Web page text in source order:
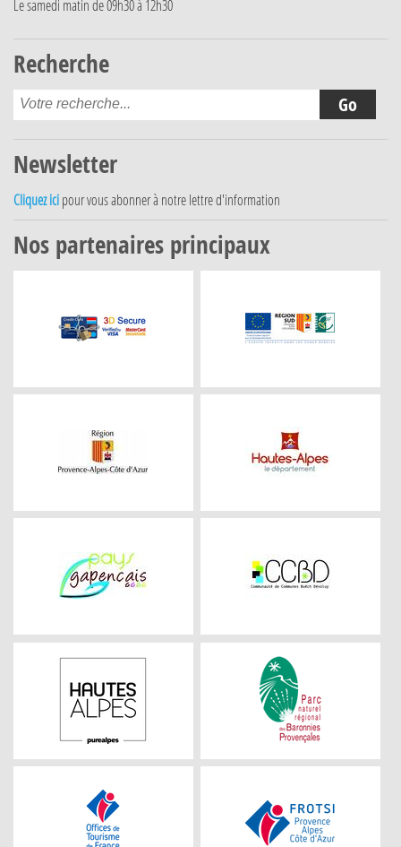
Le samedi matin de 09h30 à 12h30
Recherche
Newsletter
Cliquez ici pour vous abonner à notre lettre d'information
Nos partenaires principaux